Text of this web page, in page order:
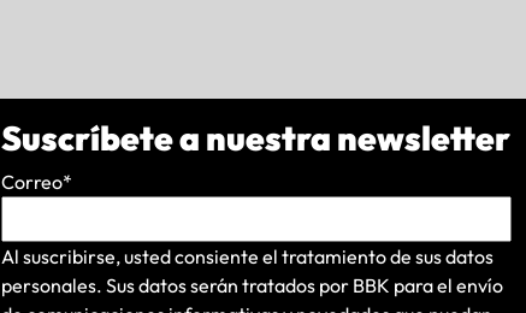
Suscríbete a nuestra newsletter
Correo*
Al suscribirse, usted consiente el tratamiento de sus datos
personales. Sus datos serán tratados por BBK para el envío